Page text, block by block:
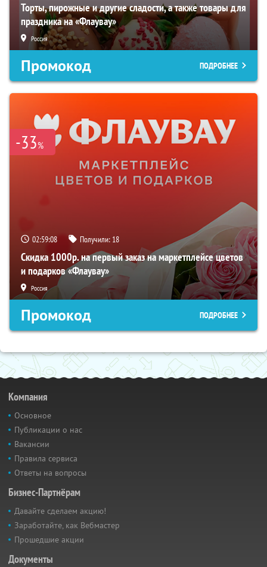
Торты, пирожные и другие сладости, а также товары для
праздника на «Флаувау»
Россия
Промокод ПОДРОБНЕЕ
-33%
02:59:07 Получили: 18
Скидка 1000р. на первый заказ на маркетплейсе цветов
и подарков «Флаувау»
Россия
Промокод ПОДРОБНЕЕ
Компания
Основное
Публикации о нас
Вакансии
Правила сервиса
Ответы на вопросы
Бизнес-Партнёрам
Давайте сделаем акцию!
Заработайте, как Вебмастер
Прошедшие акции
Документы